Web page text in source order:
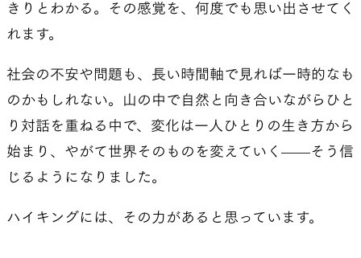
きりとわかる。その感覚を、何度でも思い出させてく
れます。
社会の不安や問題も、長い時間軸で見れば一時的なも
のかもしれない。山の中で自然と向き合いながらひと
り対話を重ねる中で、変化は一人ひとりの生き方から
始まり、やがて世界そのものを変えていく——そう信
じるようになりました。
ハイキングには、その力があると思っています。